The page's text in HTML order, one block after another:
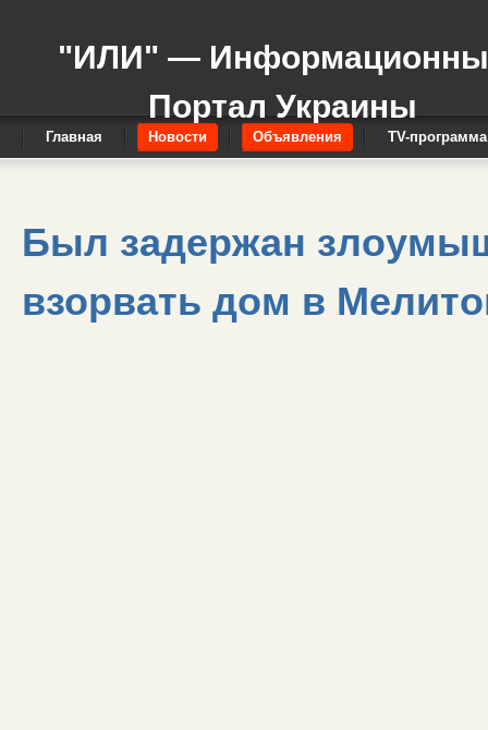
"ИЛИ" —
Портал Украины
Главная Новости Объявления TV-программа
Был задержан
взорвать дом в